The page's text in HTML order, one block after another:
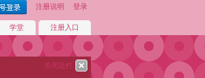
注册说明 登录
学堂 注册入口
关闭边栏